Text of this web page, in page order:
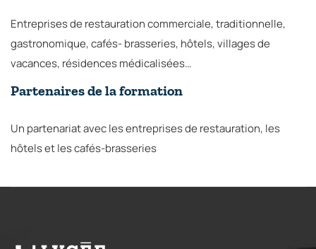
Entreprises de restauration commerciale, traditionnelle,
gastronomique, cafés- brasseries, hôtels, villages de
vacances, résidences médicalisées…
Partenaires de la formation
Un partenariat avec les entreprises de restauration, les
hôtels et les cafés-brasseries